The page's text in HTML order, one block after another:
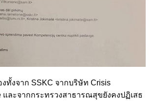
ทั้งจาก SSKC จากบริษัท Crisis
และจากกระทรวงสาธารณสุขยังคงปฏิเสธ